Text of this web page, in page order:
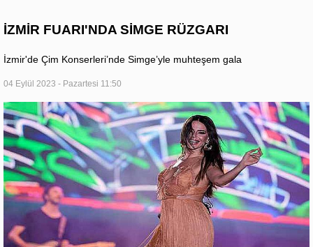
İZMİR FUARI'NDA SİMGE RÜZGARI
İzmir'de Çim Konserleri’nde Simge’yle muhteşem gala
04 Eylül 2023 - Pazartesi 11:50